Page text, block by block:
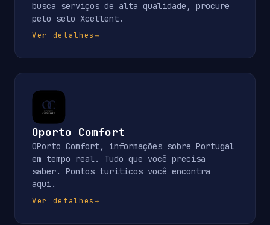
busca serviços de alta qualidade, procure
pelo selo Xcellent.
Ver detalhes→
Oporto Comfort
OPorto Comfort, informações sobre Portugal
em tempo real. Tudo que você precisa
saber. Pontos turiticos você encontra
aqui.
Ver detalhes→